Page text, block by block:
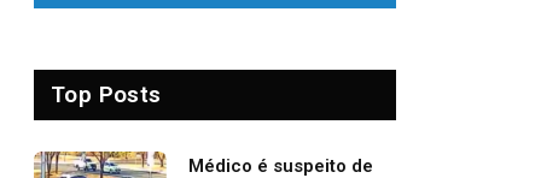
Top Posts
Médico é suspeito de